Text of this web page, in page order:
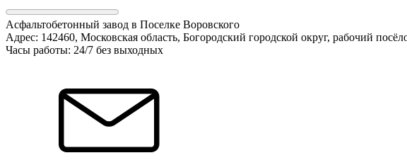
Асфальтобетонный завод в Поселке Воровского
Адрес: 142460, Московская область, Богородский городской округ, рабочий
Часы работы: 24/7 без выходных